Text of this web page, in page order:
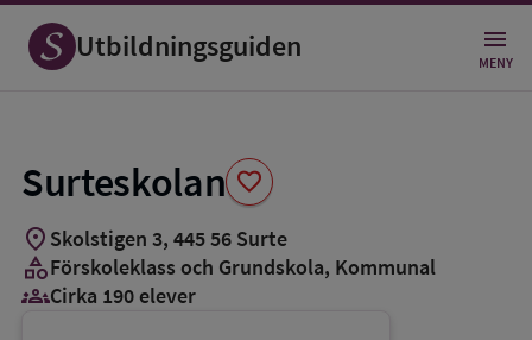
Utbildningsguiden MENY
Surteskolan favorite
Spara
som
favorit
location_on Skolstigen 3, 44556 Surte
categoryFörskoleklass och Grundskola, Kommunal
groups_3Cirka 190 elever